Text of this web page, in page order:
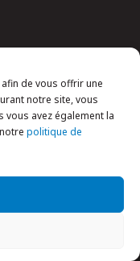
afin de vous offrir une
notre site, vous
vous avez également la
politique de
| SEO référencement par